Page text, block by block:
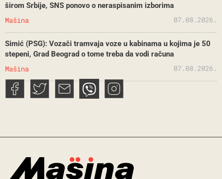
širom Srbije, SNS ponovo o neraspisanim izborima
Mašina 07.08.2026.
Simić (PSG): Vozači tramvaja voze u kabinama u kojima je 50
stepeni, Grad Beograd o tome treba da vodi računa
Mašina 07.08.2026.